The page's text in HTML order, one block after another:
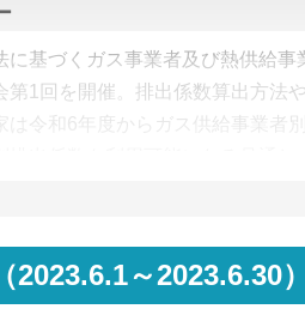
に基づくガス事業者及び熱供給事
第1回を開催。排出係数算出方法
は令和6年度からガス供給事業者
ＦＩＴ非化石証書の0.3円を大き
ット市場において取引価格がど
2023.6.1～